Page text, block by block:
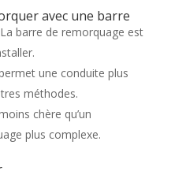
avec une barre
barre de remorquage est
une conduite plus
méthodes.
chère qu’un
plus complexe.